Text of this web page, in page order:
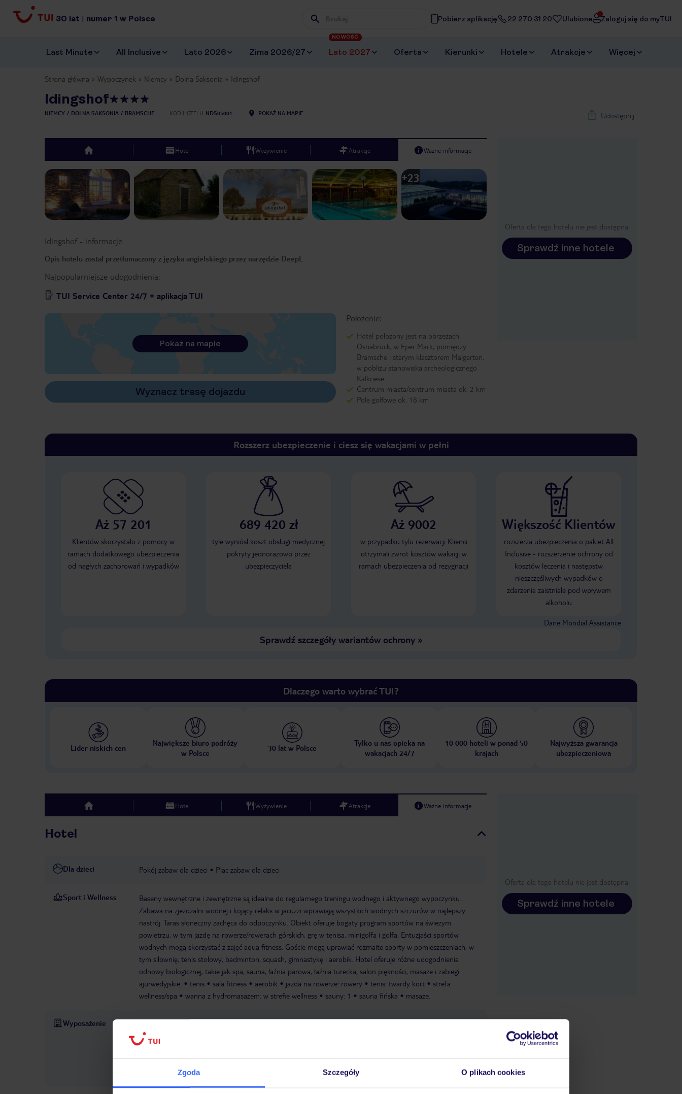
Zgoda Szczegóły O plikach cookies
30 lat | numer 1 w Polsce Wpisz frazę, której szukasz
Pobierz aplikację 22 270 31 20 Ulubione Zaloguj się do myTUI
Last Minute All Inclusive Lato 2026 Zima 2026/27 Lato 2027
NOWOŚĆ
Oferta Kierunki Hotele Atrakcje Więcej
Strona główna Wypoczynek Niemcy Dolna Saksonia Idingshof
Idingshof
NIEMCY DOLNA SAKSONIA BRAMSCHE KOD HOTELU NDS05001 POKAŻ NA MAPIE Udostępnij
Oferta dla tego hotelu nie jest dostępna.
Sprawdź inne hotele
top Hotel Wyżywienie Atrakcje Ważne informacje
Previous slide Next slide
1/29
+23
Idingshof- informacje
Opis hotelu został przetłumaczony z języka angielskiego przez narzędzie DeepL
Najpopularniejsze udogodnienia:
TUI Service Center 24/7 + aplikacja TUI
Położenie:
Hotel położony jest na obrzeżach
Osnabrück, w Eper Mark, pomiędzy
Bramsche i starym klasztorem Malgarten,
w pobliżu stanowiska archeologicznego
Kalkriese.
Centrum miasta/centrum miasta ok. 2 km
Pole golfowe ok. 18 km
Pokaż na mapie
Wyznacz trasę dojazdu
Rozszerz ubezpieczenie i ciesz się wakacjami w pełni
Aż 57 201
Klientów skorzystało z pomocy w
ramach dodatkowego ubezpieczenia
od nagłych zachorowań i wypadków
689 420 zł
tyle wyniósł koszt obsługi medycznej
pokryty jednorazowo przez
ubezpieczyciela
Aż 9002
w przypadku tylu rezerwacji Klienci
otrzymali zwrot kosztów wakacji w
ramach ubezpieczenia od rezygnacji
Większość Klientów
rozszerza ubezpieczenia o pakiet All
Inclusive - rozszerzenie ochrony od
kosztów leczenia i następstw
nieszczęśliwych wypadków o
zdarzenia zaistniałe pod wpływem
alkoholu
Dane Mondial Assistance
Sprawdź szczegóły wariantów ochrony»
Dlaczego warto wybrać TUI?
Lider niskich cen
Największe biuro podróży
w Polsce
30 lat w Polsce
Tylko u nas opieka na
wakacjach 24/7
10 000 hoteli w ponad 50
krajach
Najwyższa gwarancja
ubezpieczeniowa
top Hotel Wyżywienie Atrakcje Ważne informacje
Hotel
Dla dzieci Pokój zabaw dla dzieci Plac zabaw dla dzieci
Sport i Wellness
Baseny wewnętrzne i zewnętrzne są idealne do regularnego treningu wodnego i aktywnego wypoczynku.
Zabawa na zjeżdżalni wodnej i kojący relaks w jacuzzi wprawiają wszystkich wodnych szczurów w najlepszy
nastrój. Taras słoneczny zachęca do odpoczynku. Obiekt oferuje bogaty program sportów na świeżym
powietrzu, w tym jazdę na rowerze/rowerach górskich, grę w tenisa, minigolfa i golfa. Entuzjaści sportów
wodnych mogą skorzystać z zajęć aqua fitness. Goście mogą uprawiać rozmaite sporty w pomieszczeniach, w
tym siłownię, tenis stołowy, badminton, squash, gimnastykę i aerobik. Hotel oferuje różne udogodnienia
odnowy biologicznej, takie jak spa, sauna, łaźnia parowa, łaźnia turecka, salon piękności, masaże i zabiegi
ajurwedyjskie.
tenis sala fitness aerobik jazda na rowerze: rowery tenis: twardy kort
strefa
wellness/spa
wanna z hydromasażem: w strefie wellness sauny: 1 sauna fińska masaże.
Wyposażenie
bezpłatnie
MasterCard, American Express, Diners, EC card/Maestro
Parking: Parking (w zależności od dostępności),
niestrzeżony: płatny
Możliwości spotkań: Sale konferencyjne: 1 Piętra: 3, pokoje: 72
Oferta dla tego hotelu nie jest dostępna.
Sprawdź inne hotele